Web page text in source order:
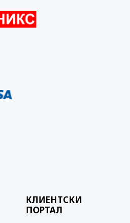
КЛИЕНТСКИ
ПОРТАЛ